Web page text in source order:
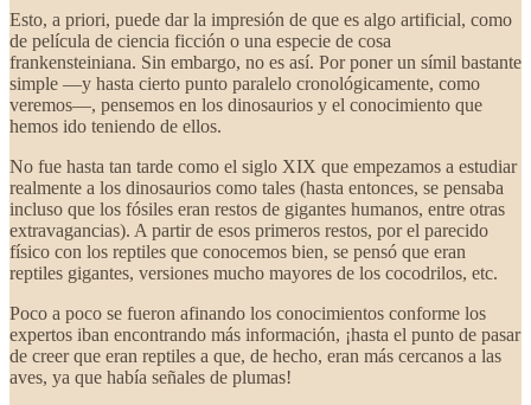
Esto, a priori, puede dar la impresión de que es algo artificial, como
de película de ciencia ficción o una especie de cosa
frankensteiniana. Sin embargo, no es así. Por poner un símil bastante
simple —y hasta cierto punto paralelo cronológicamente, como
veremos—, pensemos en los dinosaurios y el conocimiento que
hemos ido teniendo de ellos.
No fue hasta tan tarde como el siglo XIX que empezamos a estudiar
realmente a los dinosaurios como tales (hasta entonces, se pensaba
incluso que los fósiles eran restos de gigantes humanos, entre otras
extravagancias). A partir de esos primeros restos, por el parecido
físico con los reptiles que conocemos bien, se pensó que eran
reptiles gigantes, versiones mucho mayores de los cocodrilos, etc.
Poco a poco se fueron afinando los conocimientos conforme los
expertos iban encontrando más información, ¡hasta el punto de pasar
de creer que eran reptiles a que, de hecho, eran más cercanos a las
aves, ya que había señales de plumas!